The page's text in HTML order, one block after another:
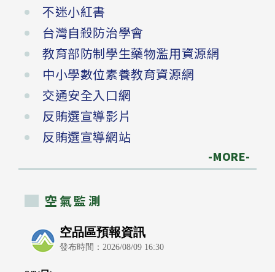
不迷小紅書
台灣自殺防治學會
教育部防制學生藥物濫用資源網
中小學數位素養教育資源網
交通安全入口網
反賄選宣導影片
反賄選宣導網站
-MORE-
空氣監測